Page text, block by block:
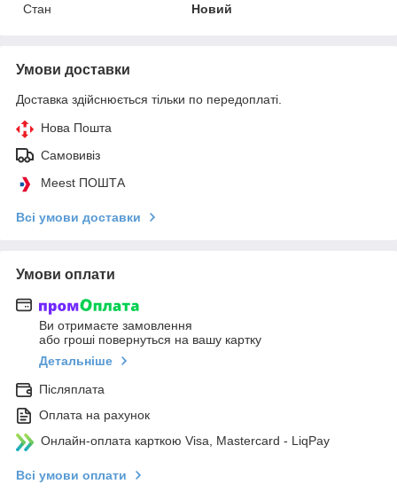
Стан
Новий
Умови доставки
Доставка здійснюється тільки по передоплаті.
Нова Пошта
Самовивіз
Meest ПОШТА
Всі умови доставки
Умови оплати
Ви отримаєте замовлення
або гроші повернуться на вашу картку
Детальніше
Післяплата
Оплата на рахунок
Онлайн-оплата карткою Visa, Mastercard - LiqPay
Всі умови оплати